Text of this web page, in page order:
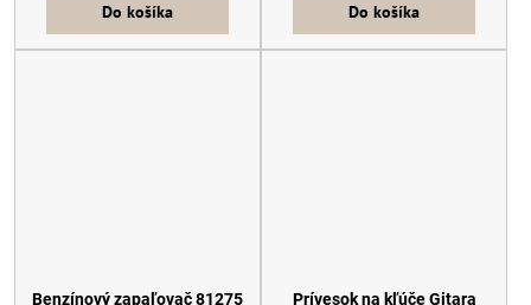
Do košíka Do košíka
Benzínový zapaľovač 81275 Prívesok na kľúče Gitara